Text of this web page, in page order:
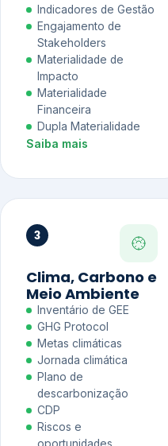
Indicadores de Gestão
Engajamento de
Stakeholders
Materialidade de
Impacto
Materialidade
Financeira
Dupla Materialidade
Saiba mais
3
Clima, Carbono e
Meio Ambiente
Inventário de GEE
GHG Protocol
Metas climáticas
Jornada climática
Plano de
descarbonização
CDP
Riscos e